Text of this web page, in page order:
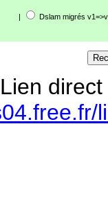
| Dslam migrés
Lien